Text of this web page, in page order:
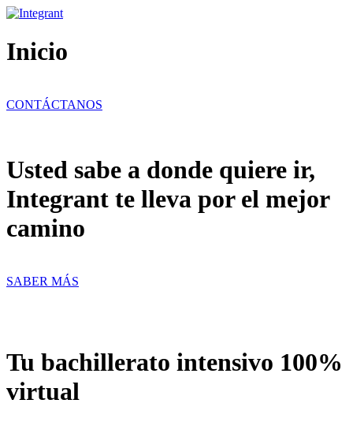
Ir
contenido
Inicio
CONTÁCTANOS
Usted sabe a donde quiere ir,
Integrant te lleva por el mejor
camino
SABER MÁS
Tu bachillerato intensivo 100%
virtual